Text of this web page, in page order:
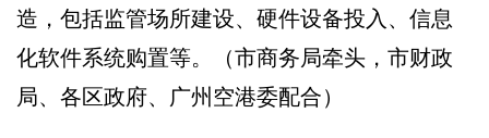
造，包括监管场所建设、硬件设备投入、信息
化软件系统购置等。（市商务局牵头，市财政
局、各区政府、广州空港委配合）